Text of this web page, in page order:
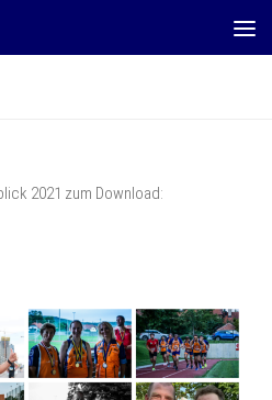
2021 zum Download: